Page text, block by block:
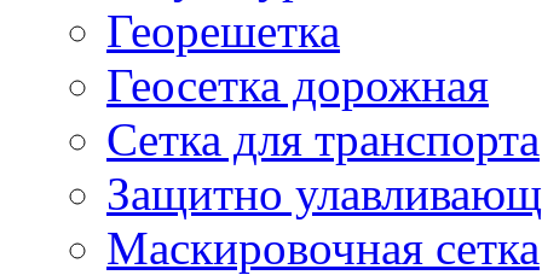
Георешетка
Геосетка дорожная
Сетка для транспорта
Защитно
Маскировочная сетка